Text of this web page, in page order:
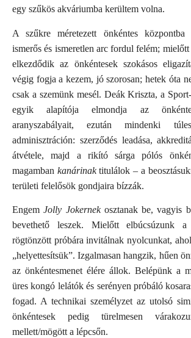
egy szűkös akváriumba kerültem volna.
A szűkre méretezett önkéntes központba
ismerős és ismeretlen arc fordul felém;
elkezdődik az önkéntesek szokásos
végig fogja a kezem, jó szorosan; hetek óta
csak a szemünk mesél. Deák Kriszta, a
egyik alapítója elmondja az
aranyszabályait, ezután mindenki
adminisztráción: szerződés leadása,
átvétele, majd a rikító sárga pólós
magamban kanárinaktitulálok – a
területi felelősök gondjaira bízzák.
EngemJolly Jokernek osztanak be, vagyis
bevethető leszek. Mielőtt elbúcsúzunk a
rögtönzött próbára invitálnak nyolcunkat,
„helyettesítsük”. Izgalmasan hangzik, hűen
az önkéntesmenet élére állok. Belépünk a
üres kongó lelátók és serényen próbáló
fogad. A technikai személyzet az utolsó
önkéntesek pedig türelmesen
mellett/mögött a lépcsőn.